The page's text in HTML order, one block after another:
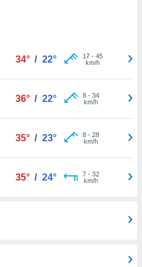
34° / 22° 17- 45
km/h
36° / 22° 8- 34
km/h
35° / 23° 8- 28
km/h
35° / 24° 7- 32
km/h